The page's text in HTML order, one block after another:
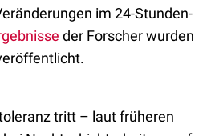
im 24-Stunden-
der Forscher wurden
tritt – laut früheren